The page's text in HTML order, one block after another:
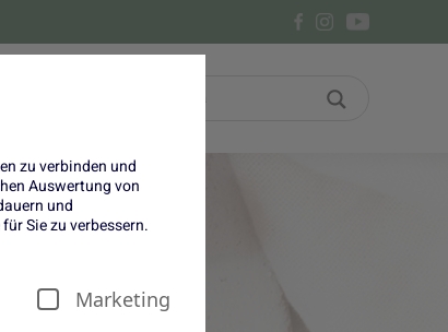
zu verbinden und
Auswertung von
und
Sie zu verbessern.
Marketing